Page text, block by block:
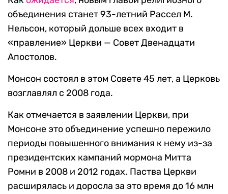
объединения станет 93-летний Рассел М.
Нельсон, который дольше всех входит в
«правление» Церкви — Совет Двенадцати
Апостолов.
Монсон состоял в этом Совете 45 лет, а Церковь
возглавлял с 2008 года.
Как отмечается в заявлении Церкви, при
Монсоне это объединение успешно пережило
периоды повышенного внимания к нему из-за
президентских кампаний мормона Митта
Ромни в 2008 и 2012 годах. Паства Церкви
расширялась и доросла за это время до 16 млн